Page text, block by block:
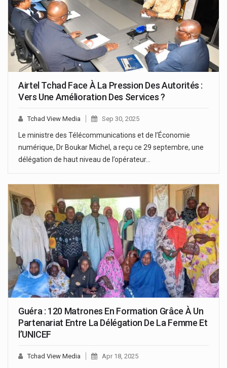
Airtel Tchad Face À La Pression Des Autorités :
Vers Une Amélioration Des Services ?
Tchad View Media Sep 30, 2025
Le ministre des Télécommunications et de l’Économie
numérique, Dr Boukar Michel, a reçu ce 29 septembre, une
délégation de haut niveau de l’opérateur…
Guéra : 120 Matrones En Formation Grâce À Un
Partenariat Entre La Délégation De La Femme Et
l’UNICEF
Tchad View Media Apr 18, 2025